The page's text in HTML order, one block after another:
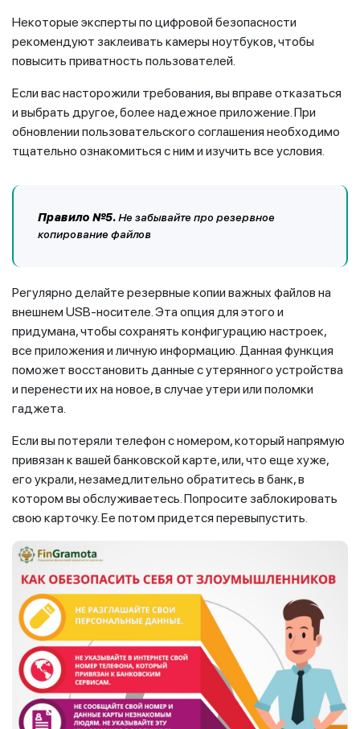
Некоторые эксперты по цифровой безопасности
рекомендуют заклеивать камеры ноутбуков, чтобы
повысить приватность пользователей.
Если вас насторожили требования, вы вправе отказаться
и выбрать другое, более надежное приложение. При
обновлении пользовательского соглашения необходимо
тщательно ознакомиться с ним и изучить все условия.
Правило №5.Не забывайте про резервное
копирование файлов
Регулярно делайте резервные копии важных файлов на
внешнем USB-носителе. Эта опция для этого и
придумана, чтобы сохранять конфигурацию настроек,
все приложения и личную информацию. Данная функция
поможет восстановить данные с утерянного устройства
и перенести их на новое, в случае утери или поломки
гаджета.
Если вы потеряли телефон с номером, который напрямую
привязан к вашей банковской карте, или, что еще хуже,
его украли, незамедлительно обратитесь в банк, в
котором вы обслуживаетесь. Попросите заблокировать
свою карточку. Ее потом придется перевыпустить.